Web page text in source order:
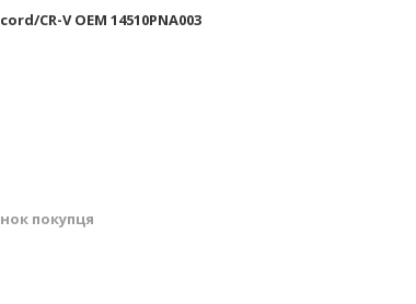
CR-V OEM 14510PNA003
покупця